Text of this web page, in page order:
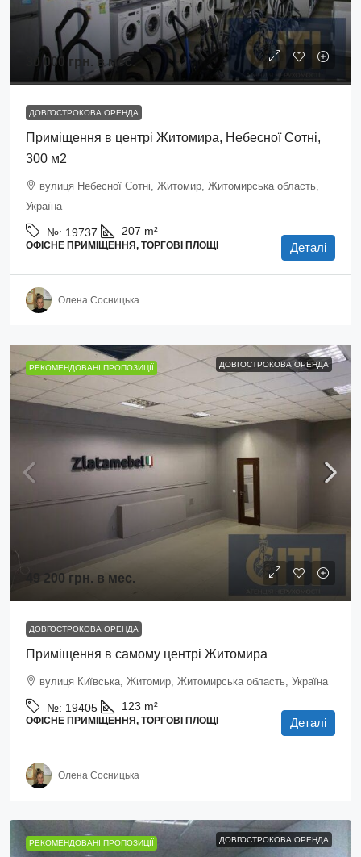
30 000 грн. в мес.
ДОВГОСТРОКОВА ОРЕНДА
Приміщення в центрі Житомира, Небесної Сотні,
300 м2
вулиця Небесної Сотні, Житомир, Житомирська область,
Україна
№: 19737 207 m²
ОФІСНЕ ПРИМІЩЕННЯ, ТОРГОВІ ПЛОЩІ Деталі
Олена Сосницька
РЕКОМЕНДОВАНІ ПРОПОЗИЦІЇ ДОВГОСТРОКОВА ОРЕНДА
49 200 грн. в мес.
ДОВГОСТРОКОВА ОРЕНДА
Приміщення в самому центрі Житомира
вулиця Київська, Житомир, Житомирська область, Україна
№: 19405 123 m²
ОФІСНЕ ПРИМІЩЕННЯ, ТОРГОВІ ПЛОЩІ Деталі
Олена Сосницька
РЕКОМЕНДОВАНІ ПРОПОЗИЦІЇ ДОВГОСТРОКОВА ОРЕНДА